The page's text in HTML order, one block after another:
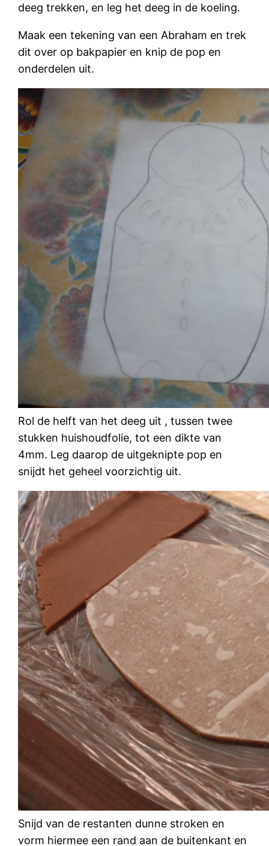
deeg trekken, en leg het deeg in de koeling.
Maak een tekening van een Abraham en trek
dit over op bakpapier en knip de pop en
onderdelen uit.
Rol de helft van het deeg uit , tussen twee
stukken huishoudfolie, tot een dikte van
4mm. Leg daarop de uitgeknipte pop en
snijdt het geheel voorzichtig uit.
Snijd van de restanten dunne stroken en
vorm hiermee een rand aan de buitenkant en